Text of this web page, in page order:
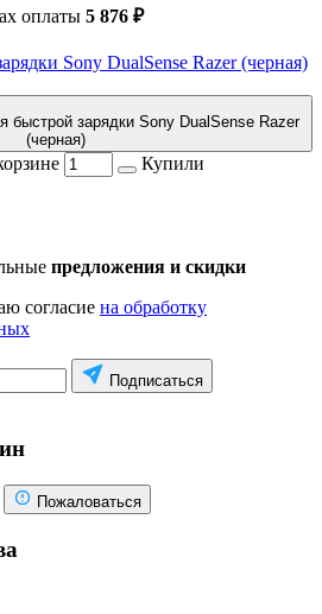
оплаты 5 876 ₽
Sony DualSense Razer (черная)
быстрой зарядки Sony DualSense Razer
(черная)
Купили
предложения и скидки
согласие на обработку
Подписаться
Пожаловаться